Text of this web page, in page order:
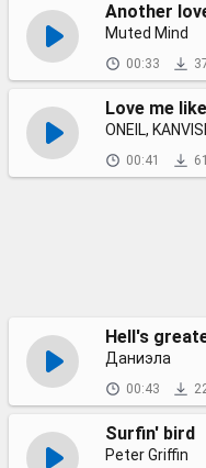
Another
Muted Mind
00:33
Love me
ONEIL,
00:41
Даниэла
00:43
Surfin' bird
Peter Griffin